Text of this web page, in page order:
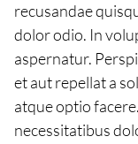
recusandae
dolor odio. In
aspernatur.
et aut repellat a
atque optio
necessitatibus